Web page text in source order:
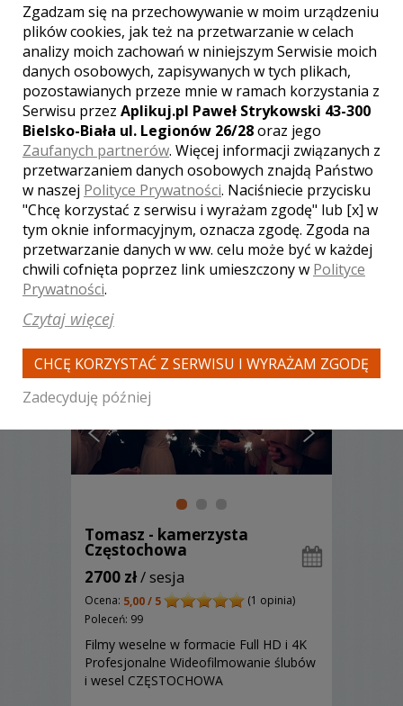
Radek - kamerzysta Kraków
1200 zł/ sesja
Ocena:0,00 / 5
(0 opinii)
Poleceń: 376
Oferujemy dużą ilość pakietów video i
foto, spośród których każdy znajdzie
coś dla Siebie. Zapraszam do kontaktu,
na prawdę warto !!!
Zobacz więcej
Tomasz - kamerzysta
Częstochowa
2700 zł/ sesja
Ocena: 5,00 / 5
(1 opinia)
Poleceń: 99
Filmy weselne w formacie Full HD i 4K
Profesjonalne Wideofilmowanie ślubów
i wesel CZĘSTOCHOWA
Zgadzam się na przechowywanie w moim urządzeniu
plików cookies, jak też na przetwarzanie w celach
analizy moich zachowań w niniejszym Serwisie moich
danych osobowych, zapisywanych w tych plikach,
pozostawianych przeze mnie w ramach korzystania z
Serwisu przez Aplikuj.pl Paweł Strykowski 43-300
Bielsko-Biała ul. Legionów 26/28oraz jego
Zaufanych partnerów. Więcej informacji związanych z
przetwarzaniem danych osobowych znajdą Państwo
w naszej Polityce Prywatności. Naciśniecie przycisku
"Chcę korzystać z serwisu i wyrażam zgodę" lub [x] w
tym oknie informacyjnym, oznacza zgodę. Zgoda na
przetwarzanie danych w ww. celu może być w każdej
chwili cofnięta poprzez link umieszczony w Polityce
Prywatności.
Czytaj więcej
CHCĘ KORZYSTAĆ Z SERWISU I WYRAŻAM ZGODĘ
Zadecyduję później